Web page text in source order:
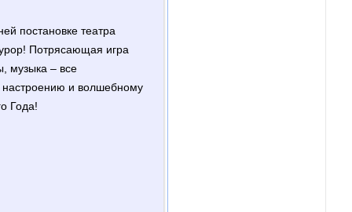
постановке театра
Потрясающая игра
музыка – все
настроению и волшебному
Года!